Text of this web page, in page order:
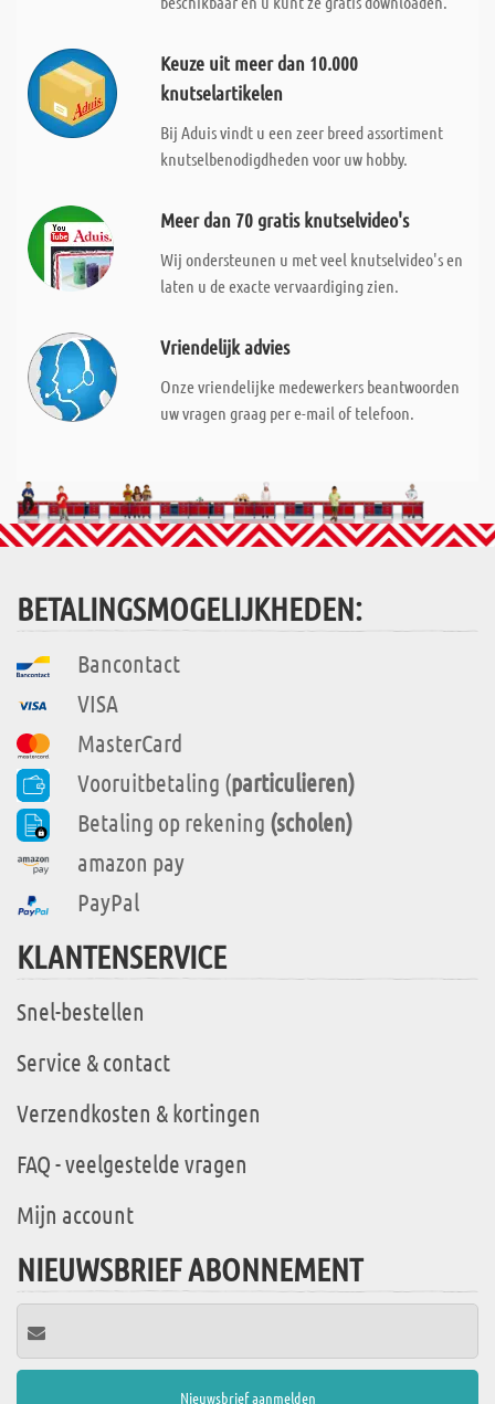
Keuze uit meer dan 10.000
knutselartikelen
Bij Aduis vindt u een zeer breed assortiment
knutselbenodigdheden voor uw hobby.
Meer dan 70 gratis knutselvideo's
Wij ondersteunen u met veel knutselvideo's en
laten u de exacte vervaardiging zien.
Vriendelijk advies
Onze vriendelijke medewerkers beantwoorden
uw vragen graag per e-mail of telefoon.
BETALINGSMOGELIJKHEDEN:
Bancontact
VISA
MasterCard
Vooruitbetaling (particulieren)
Betaling op rekening (scholen)
amazon pay
PayPal
KLANTENSERVICE
Snel-bestellen
Service & contact
Verzendkosten & kortingen
FAQ - veelgestelde vragen
Mijn account
NIEUWSBRIEF ABONNEMENT